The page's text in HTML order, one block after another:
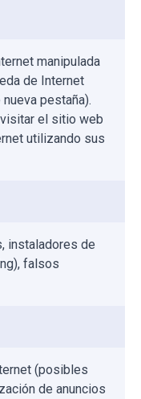
manipulada
de Internet
pestaña).
el sitio web
utilizando sus
instaladores de
falsos
(posibles
de anuncios